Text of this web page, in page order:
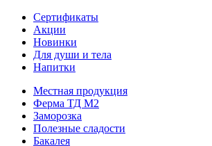
Сертификаты
Акции
Новинки
Для души и тела
Напитки
Местная продукция
Ферма ТД М2
Заморозка
Полезные сладости
Бакалея